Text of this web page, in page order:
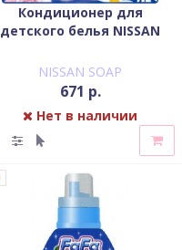
Кондиционер для
детского белья NISSAN
ароматом запасной блок
1650 мл
NISSAN SOAP
671 р.
Нет в наличии